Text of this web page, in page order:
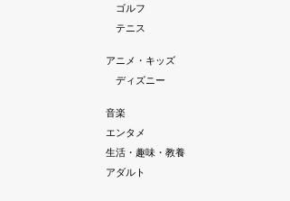
ゴルフ
テニス
アニメ・キッズ
ディズニー
音楽
エンタメ
生活・趣味・教養
アダルト